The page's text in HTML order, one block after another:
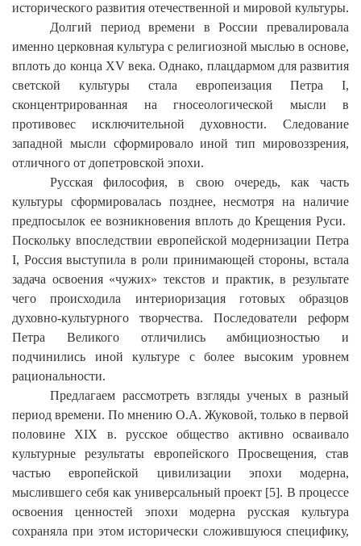
исторического развития отечественной и мировой культуры.
Долгий период времени в России превалировала
именно церковная культура с религиозной мыслью в основе,
вплоть до конца XVвека. Однако, плацдармом для развития
светской культуры стала европеизация Петра I,
сконцентрированная на гносеологической мысли в
противовес исключительной духовности. Следование
западной мысли сформировало иной тип мировоззрения,
отличного от допетровской эпохи.
Русская философия, в свою очередь, как часть
культуры сформировалась позднее, несмотря на наличие
предпосылок ее возникновения вплоть до Крещения Руси.
Поскольку впоследствии европейской модернизации Петра
I, Россия выступила в роли принимающей стороны, встала
задача освоения «чужих» текстов и практик, в результате
чего происходила интериоризация готовых образцов
духовно-культурного творчества. Последователи реформ
Петра Великого отличились амбициозностью и
подчинились иной культуре с более высоким уровнем
рациональности.
Предлагаем рассмотреть взгляды ученых в разный
период времени. По мнению О.А. Жуковой, только в первой
половине XIX в. русское общество активно осваивало
культурные результаты европейского Просвещения, став
частью европейской цивилизации эпохи модерна,
мыслившего себя как универсальный проект [5]. В процессе
освоения ценностей эпохи модерна русская культура
сохраняла при этом исторически сложившуюся специфику,